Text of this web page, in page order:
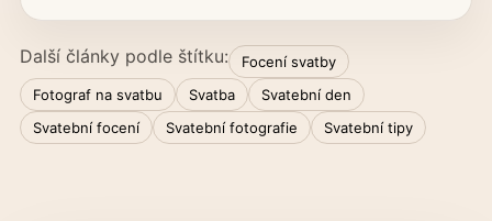
Další články podle štítku:
Focení svatby
Fotograf na svatbu
Svatba
Svatební den
Svatební focení
Svatební fotografie Svatební tipy